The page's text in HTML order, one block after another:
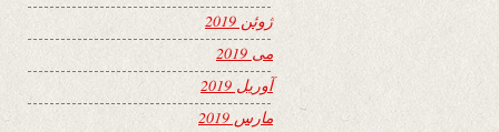
ژوئن 2019
می 2019
آوریل 2019
مارس 2019